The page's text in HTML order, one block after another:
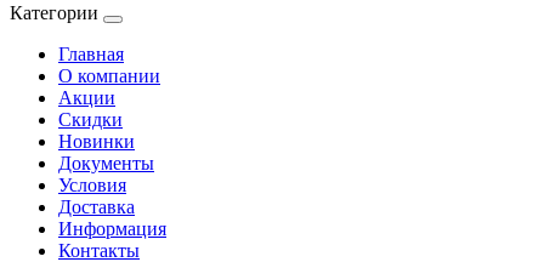
Категории
Главная
О компании
Акции
Скидки
Новинки
Документы
Условия
Доставка
Информация
Контакты